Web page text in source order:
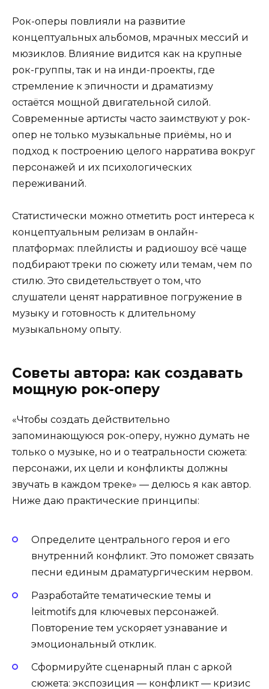
Рок-оперы повлияли на развитие
концептуальных альбомов, мрачных мессий и
мюзиклов. Влияние видится как на крупные
рок-группы, так и на инди-проекты, где
стремление к эпичности и драматизму
остаётся мощной двигательной силой.
Современные артисты часто заимствуют у рок-
опер не только музыкальные приёмы, но и
подход к построению целого нарратива вокруг
персонажей и их психологических
переживаний.
Статистически можно отметить рост интереса к
концептуальным релизам в онлайн-
платформах: плейлисты и радиошоу всё чаще
подбирают треки по сюжету или темам, чем по
стилю. Это свидетельствует о том, что
слушатели ценят нарративное погружение в
музыку и готовность к длительному
музыкальному опыту.
Советы автора: как создавать
мощную рок-оперу
«Чтобы создать действительно
запоминающуюся рок-оперу, нужно думать не
только о музыке, но и о театральности сюжета:
персонажи, их цели и конфликты должны
звучать в каждом треке» — делюсь я как автор.
Ниже даю практические принципы:
Определите центрального героя и его
внутренний конфликт. Это поможет связать
песни единым драматургическим нервом.
Разработайте тематические темы и
leitmotifs для ключевых персонажей.
Повторение тем ускоряет узнавание и
эмоциональный отклик.
Сформируйте сценарный план с аркой
сюжета: экспозиция — конфликт — кризис